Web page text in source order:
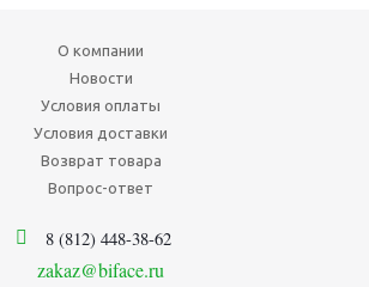
О компании
Новости
Условия оплаты
Условия доставки
Возврат товара
Вопрос-ответ
8 (812) 448-38-62
zakaz@biface.ru